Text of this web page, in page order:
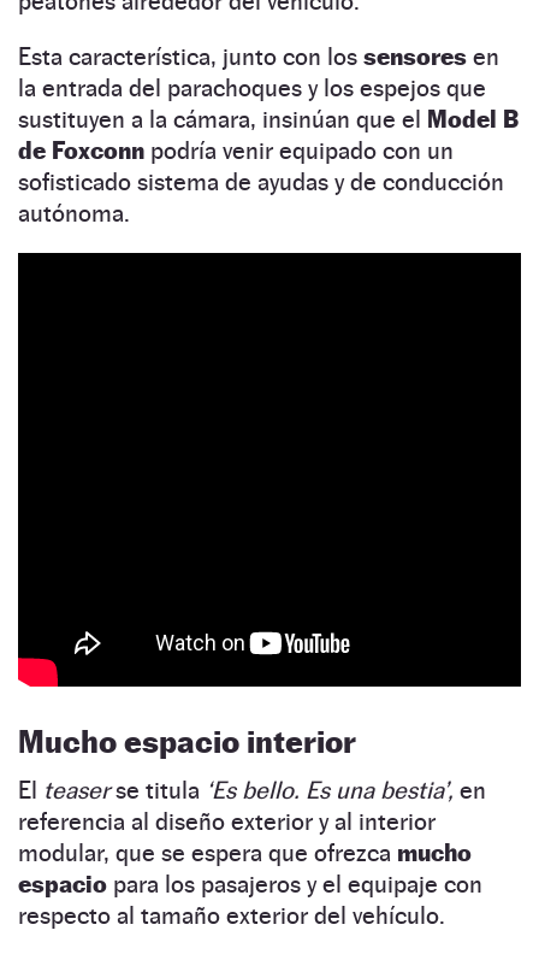
Esta característica, junto con los sensores en
la entrada del parachoques y los espejos que
sustituyen a la cámara, insinúan que el Model B
de Foxconn podría venir equipado con un
sofisticado sistema de ayudas y de conducción
autónoma.
Mucho espacio interior
El teaserse titula ‘Es bello. Es una bestia’, en
referencia al diseño exterior y al interior
modular, que se espera que ofrezca mucho
espacio para los pasajeros y el equipaje con
respecto al tamaño exterior del vehículo.